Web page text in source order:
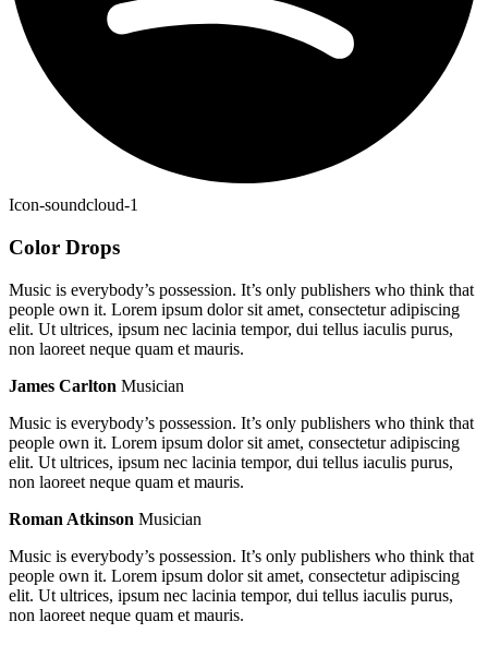
Icon-soundcloud-1
Color Drops
Music is everybody’s possession. It’s only publishers who think that
people own it. Lorem ipsum dolor sit amet, consectetur adipiscing
elit. Ut ultrices, ipsum nec lacinia tempor, dui tellus iaculis purus,
non laoreet neque quam et mauris.
James Carlton Musician
Music is everybody’s possession. It’s only publishers who think that
people own it. Lorem ipsum dolor sit amet, consectetur adipiscing
elit. Ut ultrices, ipsum nec lacinia tempor, dui tellus iaculis purus,
non laoreet neque quam et mauris.
Roman Atkinson Musician
Music is everybody’s possession. It’s only publishers who think that
people own it. Lorem ipsum dolor sit amet, consectetur adipiscing
elit. Ut ultrices, ipsum nec lacinia tempor, dui tellus iaculis purus,
non laoreet neque quam et mauris.